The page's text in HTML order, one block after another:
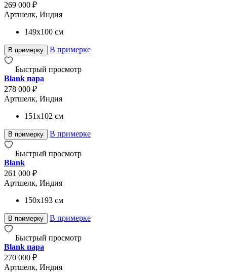
269 000 ₽
Артшелк, Индия
149x100 см
В примерку В примерке
Быстрый просмотр
Blank пара
278 000 ₽
Артшелк, Индия
151x102 см
В примерку В примерке
Быстрый просмотр
Blank
261 000 ₽
Артшелк, Индия
150x193 см
В примерку В примерке
Быстрый просмотр
Blank пара
270 000 ₽
Артшелк, Индия